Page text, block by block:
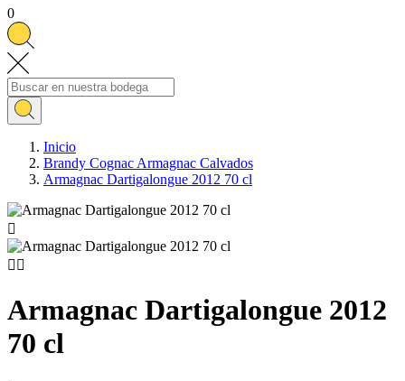
0
Inicio
Brandy Cognac Armagnac Calvados
Armagnac Dartigalongue 2012 70 cl

 
Armagnac Dartigalongue 2012
70 cl